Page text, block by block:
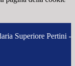
Superiore Pertini -